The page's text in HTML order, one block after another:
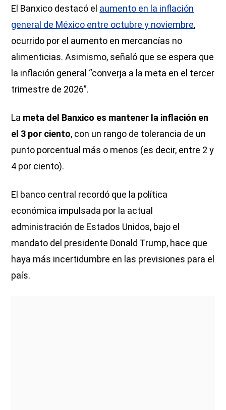
El Banxico destacó el aumento en la inflación
general de México entre octubre y noviembre,
ocurrido por el aumento en mercancías no
alimenticias. Asimismo, señaló que se espera que
la inflación general “converja a la meta en el tercer
trimestre de 2026”.
La meta del Banxico es mantener la inflación en
el 3 por ciento, con un rango de tolerancia de un
punto porcentual más o menos (es decir, entre 2 y
4 por ciento).
El banco central recordó que la política
económica impulsada por la actual
administración de Estados Unidos, bajo el
mandato del presidente Donald Trump, hace que
haya más incertidumbre en las previsiones para el
país.